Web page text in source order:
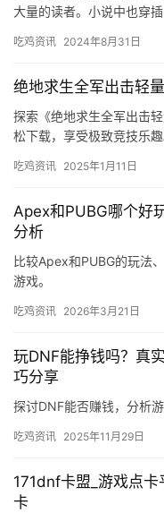
大量的读者。小说中也穿
吃鸡资讯 2024年8月31日
绝地求生全军出击轻
探索《绝地求生全军出击
松下载，享受极致竞技乐趣
吃鸡资讯 2025年1月11日
Apex和PUBG哪个好
分析
比较Apex和PUBG的玩法
游戏。
吃鸡资讯 2026年3月21日
玩DNF能挣钱吗？真
巧分享
探讨DNF能否赚钱，分析
吃鸡资讯 2025年11月29日
171dnf卡盟_游戏点
卡